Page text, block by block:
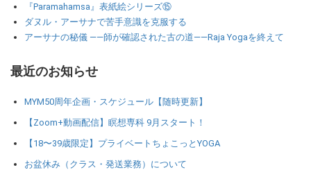
『Paramahamsa』表紙絵シリーズ⑮
ダヌル・アーサナで苦手意識を克服する
アーサナの秘儀 ――師が確認された古の道――Raja Yogaを終えて
最近のお知らせ
MYM50周年企画・スケジュール【随時更新】
【Zoom+動画配信】瞑想専科 9月スタート！
【18〜39歳限定】プライベートちょこっとYOGA
お盆休み（クラス・発送業務）について